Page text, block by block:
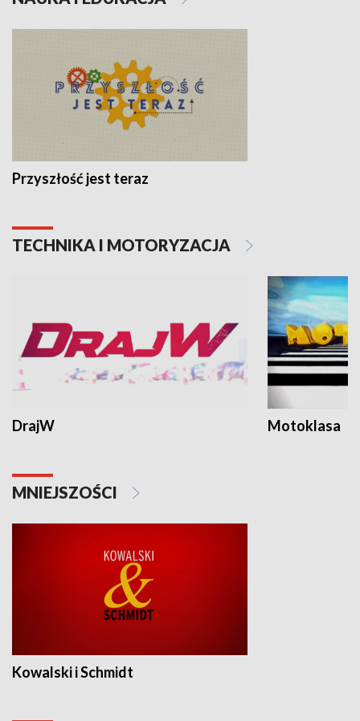
Przyszłość jest teraz
TECHNIKA I MOTORYZACJA
DrajW Motoklasa
MNIEJSZOŚCI
Kowalski i Schmidt